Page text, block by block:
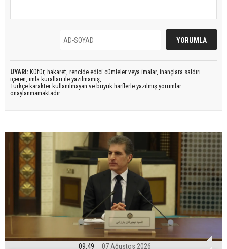
UYARI: Küfür, hakaret, rencide edici cümleler veya imalar, inançlara saldırı
içeren, imla kuralları ile yazılmamış,
Türkçe karakter kullanılmayan ve büyük harflerle yazılmış yorumlar
onaylanmamaktadır.
09:49 07 Ağustos 2026